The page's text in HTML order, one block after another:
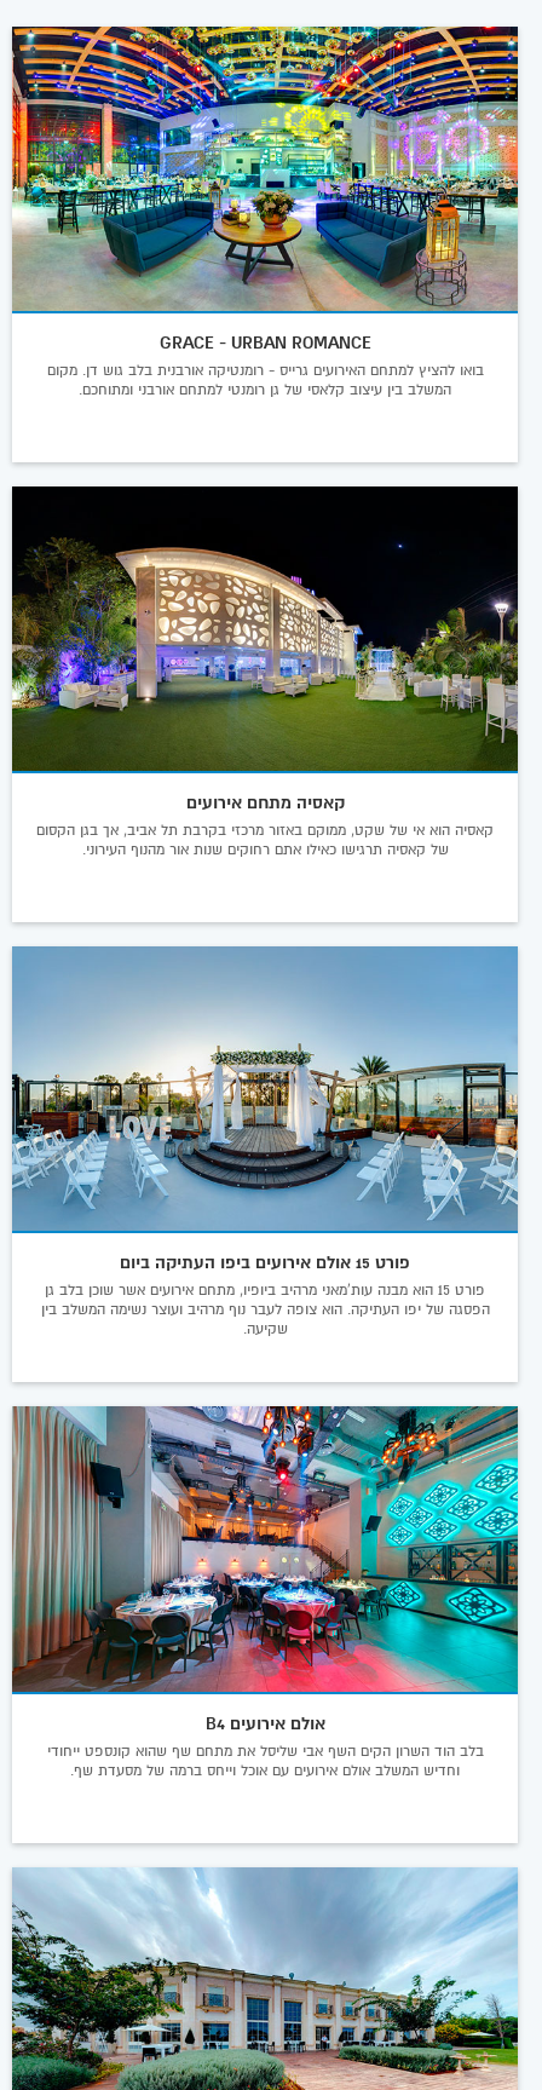
GRACE - URBAN ROMANCE
בואו להציץ למתחם האירועים גרייס - רומנטיקה אורבנית בלב גוש דן. מקום
המשלב בין עיצוב קלאסי של גן רומנטי למתחם אורבני ומתוחכם.
קאסיה מתחם אירועים
קאסיה הוא אי של שקט, ממוקם באזור מרכזי בקרבת תל אביב, אך בגן הקסום
של קאסיה תרגישו כאילו אתם רחוקים שנות אור מהנוף העירוני.
פורט 15 אולם אירועים ביפו העתיקה ביום
פורט 15 הוא מבנה עות'מאני מרהיב ביופיו, מתחם אירועים אשר שוכן בלב גן
הפסגה של יפו העתיקה. הוא צופה לעבר נוף מרהיב ועוצר נשימה המשלב בין
שקיעה.
אולם אירועים B4
בלב הוד השרון הקים השף אבי שליסל את מתחם שף שהוא קונספט ייחודי
וחדיש המשלב אולם אירועים עם אוכל וייחס ברמה של מסעדת שף.